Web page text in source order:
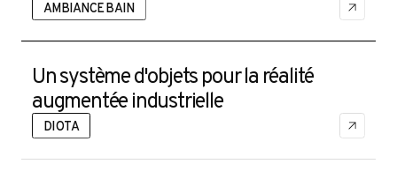
AMBIANCE BAIN
Un système d'objets pour la réalité
augmentée industrielle
DIOTA